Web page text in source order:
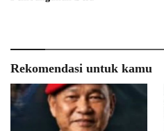
Rekomendasi untuk kamu